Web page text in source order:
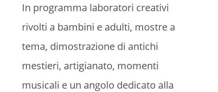
In programma laboratori creativi
rivolti a bambini e adulti, mostre a
tema, dimostrazione di antichi
mestieri, artigianato, momenti
musicali e un angolo dedicato alla